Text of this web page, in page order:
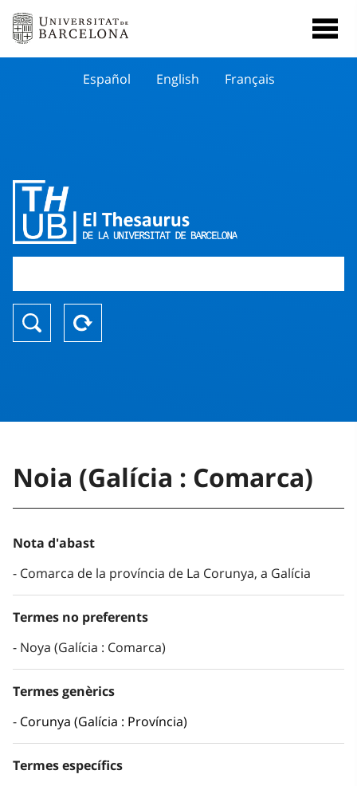
Español English Français
Noia (Galícia : Comarca)
Nota d'abast
Comarca de la província de La Corunya, a Galícia
Termes no preferents
Noya (Galícia : Comarca)
Termes genèrics
Corunya (Galícia : Província)
Termes específics